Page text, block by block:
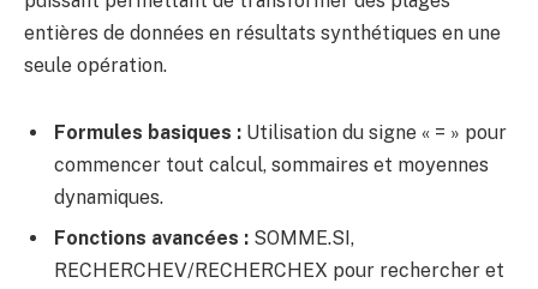
entières de données en résultats synthétiques en une
seule opération.
Formules basiques : Utilisation du signe « = » pour
commencer tout calcul, sommaires et moyennes
dynamiques.
Fonctions avancées : SOMME.SI,
RECHERCHEV/RECHERCHEX pour rechercher et